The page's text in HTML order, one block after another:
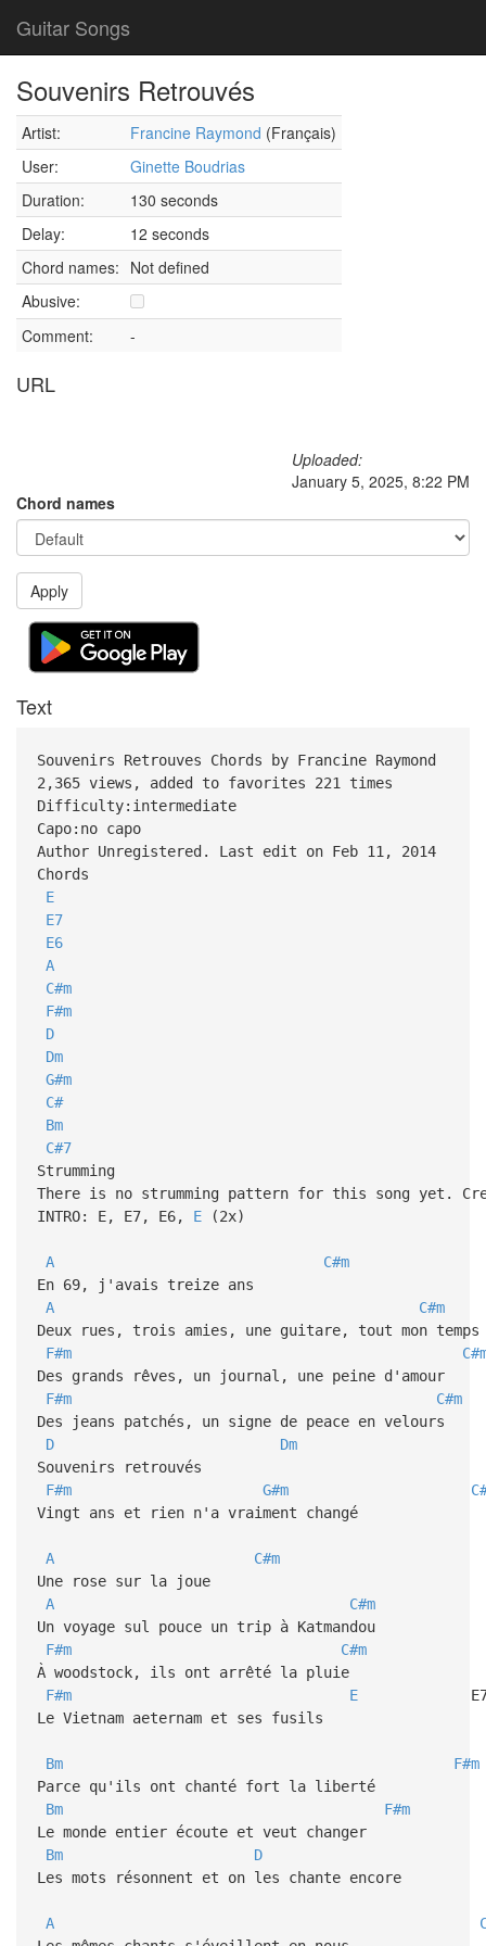
Guitar Songs
Souvenirs Retrouvés
Artist: Francine Raymond (Français)
User:
Ginette Boudrias
Duration:
130 seconds
Delay:
12 seconds
Chord names: Not defined
Abusive:
Comment:
-
URL
Uploaded:
January 5, 2025, 8:22 PM
Chord names
Apply
Text
Souvenirs Retrouves Chords by Francine Raymond
2,365 views, added to favorites 221 times
Difficulty:intermediate
Capo:no capo
Author Unregistered. Last edit on Feb 11, 2014
Chords
E
E7
E6
A
C#m
F#m
D
Dm
G#m
C#
Bm
C#7
Strumming
There is no strumming pattern for this song yet.
INTRO: E, E7, E6, E(2x)
A
C#m
En 69, j'avais treize ans
A
C#m
Deux rues, trois amies, une guitare, tout mon
F#m
Des grands rêves, un journal, une peine d'amour
F#m
C#m
Des jeans patchés, un signe de peace en velours
D
Dm
Souvenirs retrouvés
F#m
G#m
Vingt ans et rien n'a vraiment changé
A
C#m
Une rose sur la joue
A
C#m
Un voyage sul pouce un trip à Katmandou
F#m
C#m
À woodstock, ils ont arrêté la pluie
F#m
EE7,
Le Vietnam aeternam et ses fusils
Bm
F#m
Parce qu'ils ont chanté fort la liberté
Bm
F#m
Le monde entier écoute et veut changer
Bm
DC#,
Les mots résonnent et on les chante encore
A